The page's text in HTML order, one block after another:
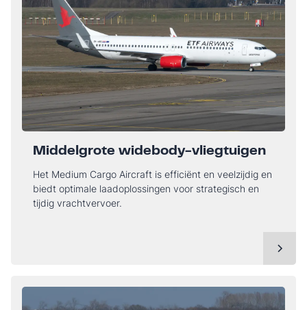
Middelgrote widebody-vliegtuigen
Het Medium Cargo Aircraft is efficiënt en veelzijdig en
biedt optimale laadoplossingen voor strategisch en
tijdig vrachtvervoer.